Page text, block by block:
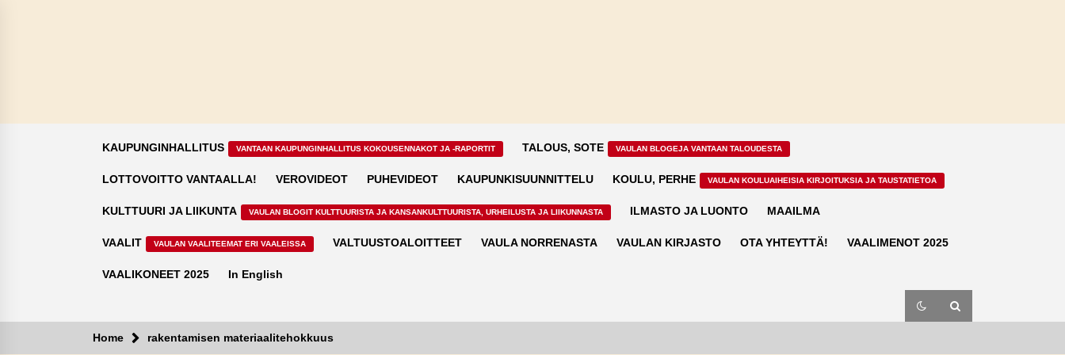
KAUPUNGINHALLITUS VANTAAN KAUPUNGINHALLITUS KOKOUSENNAKOT JA -RAPORTIT TALOUS, SOTE VAULAN BLOGEJA VANTAAN TALOUDESTA
LOTTOVOITTO VANTAALLA! VEROVIDEOT PUHEVIDEOT KAUPUNKISUUNNITTELU KOULU, PERHE VAULAN KOULUAIHEISIA KIRJOITUKSIA JA TAUSTATIETOA
KULTTUURI JA LIIKUNTA VAULAN BLOGIT KULTTUURISTA JA KANSANKULTTUURISTA, URHEILUSTA JA LIIKUNNASTA ILMASTO JA LUONTO MAAILMA
VAALIT VAULAN VAALITEEMAT ERI VAALEISSA VALTUUSTOALOITTEET VAULA NORRENASTA VAULAN KIRJASTO OTA YHTEYTTÄ! VAALIMENOT 2025
VAALIKONEET 2025 In English
Home rakentamisen materiaalitehokkuus